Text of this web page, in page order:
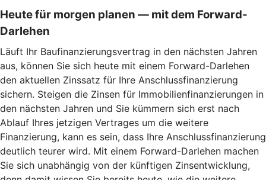
Heute für morgen planen — mit dem Forward-
Darlehen
Läuft Ihr Baufinanzierungsvertrag in den nächsten Jahren
aus, können Sie sich heute mit einem Forward-Darlehen
den aktuellen Zinssatz für Ihre Anschlussfinanzierung
sichern. Steigen die Zinsen für Immobilienfinanzierungen in
den nächsten Jahren und Sie kümmern sich erst nach
Ablauf Ihres jetzigen Vertrages um die weitere
Finanzierung, kann es sein, dass Ihre Anschlussfinanzierung
deutlich teurer wird. Mit einem Forward-Darlehen machen
Sie sich unabhängig von der künftigen Zinsentwicklung,